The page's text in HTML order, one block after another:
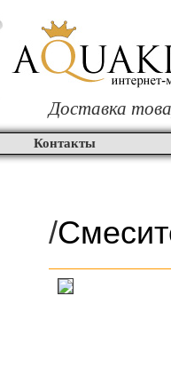
Доставка
Контакты
/